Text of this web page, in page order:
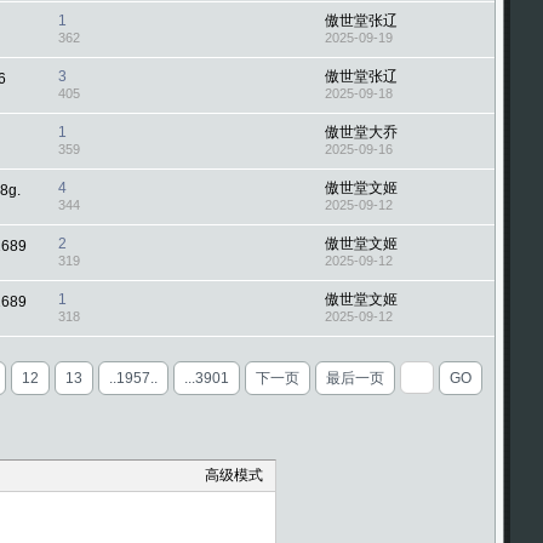
1
362
傲世堂张辽
2025-09-19
3
405
傲世堂张辽
2025-09-18
1
359
傲世堂大乔
2025-09-16
4
344
傲世堂文姬
2025-09-12
2
319
傲世堂文姬
2025-09-12
1
318
傲世堂文姬
2025-09-12
12 13 ..1957.. ...3901 下一页 最后一页 GO
高级模式